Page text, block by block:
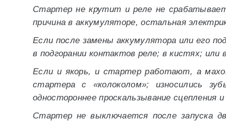
Стартер не крутит и реле не
причина в аккумуляторе, остальная
Если после замены аккумулятора или его
в подгорании контактов реле; в кистях;
Если и якорь, и стартер работают, а
стартера с «колоколом»; износились
одностороннее проскальзывание сцепления
Стартер не выключается после запуска